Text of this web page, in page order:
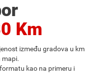
Km
između gradova u km
mapi.
kao na primeru i